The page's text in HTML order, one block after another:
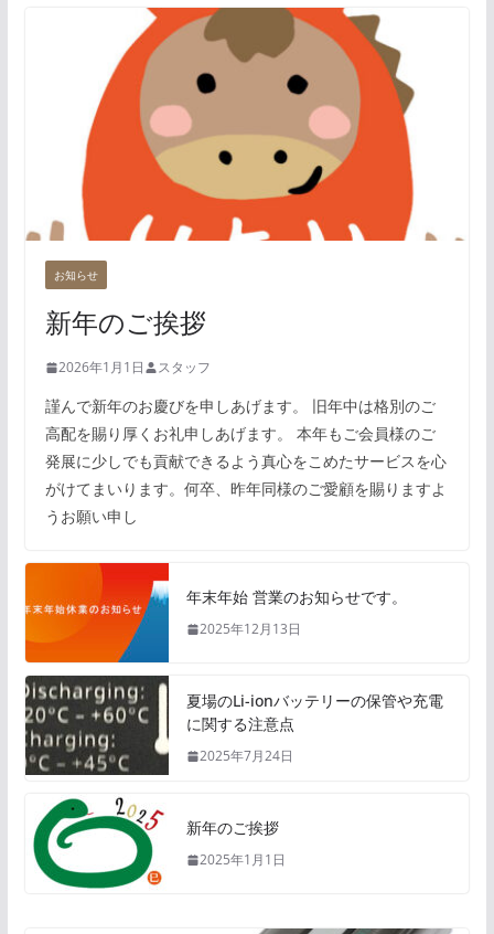
お知らせ
新年のご挨拶
2026年1月1日 スタッフ
謹んで新年のお慶びを申しあげます。 旧年中は格別のご
高配を賜り厚くお礼申しあげます。 本年もご会員様のご
発展に少しでも貢献できるよう真心をこめたサービスを心
がけてまいります。何卒、昨年同様のご愛顧を賜りますよ
うお願い申し
年末年始 営業のお知らせです。
2025年12月13日
夏場のLi-ionバッテリーの保管や充電
に関する注意点
2025年7月24日
新年のご挨拶
2025年1月1日